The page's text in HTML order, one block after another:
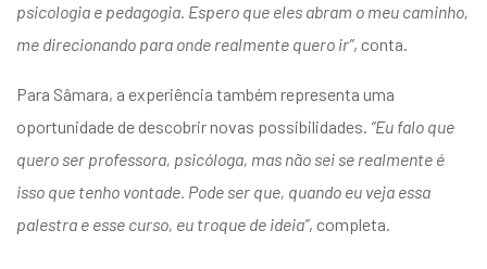
psicologia e pedagogia. Espero que eles abram o meu caminho,
me direcionando para onde realmente quero ir”, conta.
Para Sâmara, a experiência também representa uma
oportunidade de descobrir novas possibilidades. “Eu falo que
quero ser professora, psicóloga, mas não sei se realmente é
isso que tenho vontade. Pode ser que, quando eu veja essa
palestra e esse curso, eu troque de ideia”, completa.